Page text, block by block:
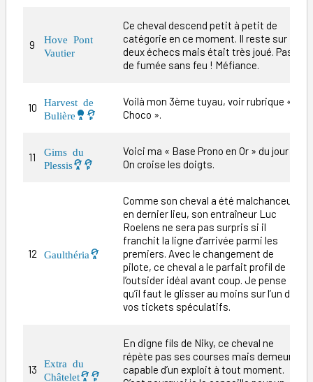
9
Hove Pont
Vautier
Ce cheval descend petit à petit de
catégorie en ce moment. Il reste sur
deux échecs mais était très joué. Pas
de fumée sans feu ! Méfiance.
10
Harvest de
Bulière
Voilà mon 3ème tuyau, voir rubrique «
Choco ».
11
Gims du
Plessis
Voici ma « Base Prono en Or » du jour !
On croise les doigts.
12 Gaulthéria
Comme son cheval a été malchanceux
en dernier lieu, son entraîneur Luc
Roelens ne sera pas surpris si il
franchit la ligne d’arrivée parmi les
premiers. Avec le changement de
pilote, ce cheval a le parfait profil de
l’outsider idéal avant coup. Je pense
qu’il faut le glisser au moins sur l’un de
vos tickets spéculatifs.
13
Extra du
Châtelet
En digne fils de Niky, ce cheval ne
répète pas ses courses mais demeure
capable d’un exploit à tout moment.